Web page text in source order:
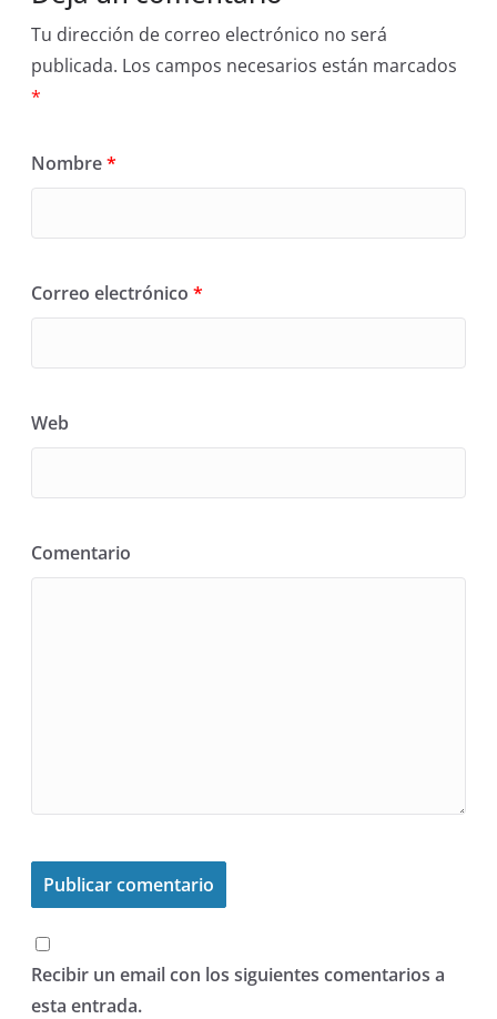
Tu dirección de correo electrónico no será
publicada. Los campos necesarios están marcados
*
Nombre*
Correo electrónico*
Web
Comentario
Recibir un email con los siguientes comentarios a
esta entrada.